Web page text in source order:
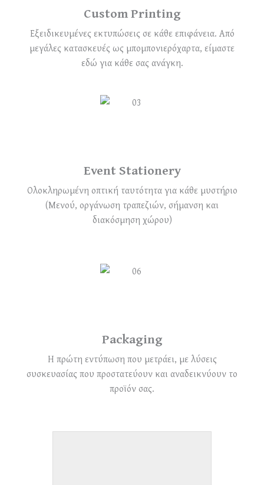
Custom Printing
Εξειδικευμένες εκτυπώσεις σε κάθε επιφάνεια. Από
μεγάλες κατασκευές ως μπομπονιερόχαρτα, είμαστε
εδώ για κάθε σας ανάγκη.
Event Stationery
Ολοκληρωμένη οπτική ταυτότητα για κάθε μυστήριο
(Μενού, οργάνωση τραπεζιών, σήμανση και
διακόσμηση χώρου)
Packaging
Η πρώτη εντύπωση που μετράει, με λύσεις
συσκευασίας που προστατεύουν και αναδεικνύουν το
προϊόν σας.